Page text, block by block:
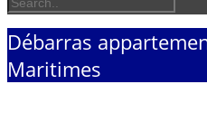
Débarras
Maritimes